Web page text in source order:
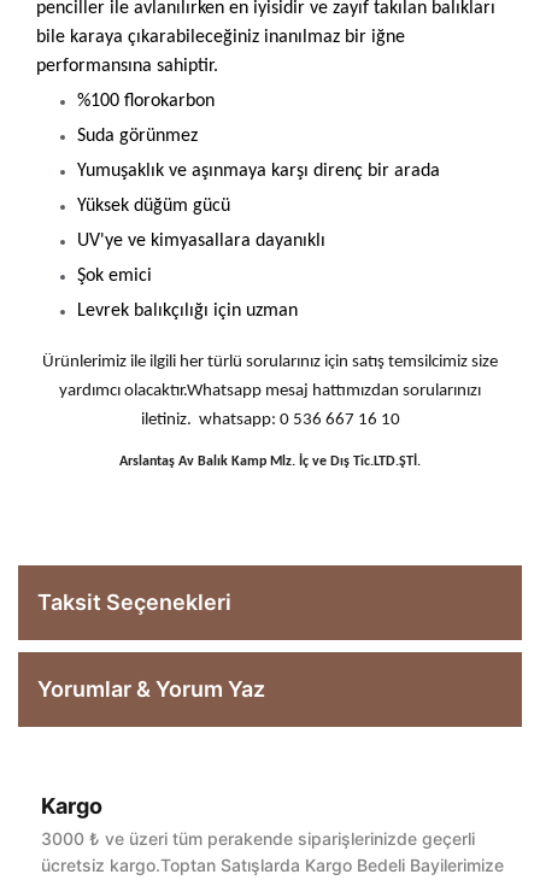
penciller ile avlanılırken en iyisidir ve zayıf takılan balıkları
bile karaya çıkarabileceğiniz inanılmaz bir iğne
performansına sahiptir.
%100 florokarbon
Suda görünmez
Yumuşaklık ve aşınmaya karşı direnç bir arada
Yüksek düğüm gücü
UV'ye ve kimyasallara dayanıklı
Şok emici
Levrek balıkçılığı için uzman
Ürünlerimiz ile ilgili her türlü sorularınız için satış temsilcimiz size
yardımcı olacaktır.Whatsapp mesaj hattımızdan sorularınızı
iletiniz. whatsapp: 0 536 667 16 10
Arslantaş Av Balık Kamp Mlz. İç ve Dış Tic.LTD.ŞTİ.
Taksit Seçenekleri
Yorumlar & Yorum Yaz
Bu ürüne ilk yorumu siz yapın!
Kargo
3000 ₺ ve üzeri tüm perakende siparişlerinizde geçerli
ücretsiz kargo.Toptan Satışlarda Kargo Bedeli Bayilerimize